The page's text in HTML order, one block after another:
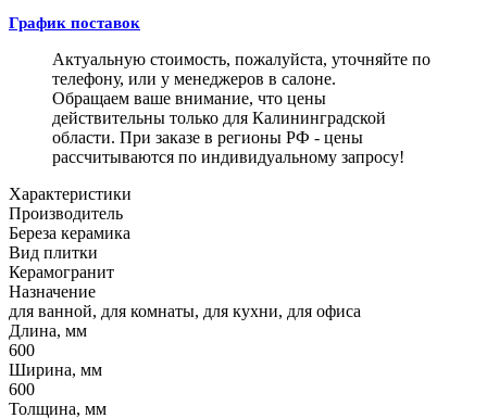
График поставок
Актуальную стоимость, пожалуйста, уточняйте по
телефону, или у менеджеров в салоне.
Обращаем ваше внимание, что цены
действительны только для Калининградской
области. При заказе в регионы РФ - цены
рассчитываются по индивидуальному запросу!
Характеристики
Производитель
Береза керамика
Вид плитки
Керамогранит
Назначение
для ванной, для комнаты, для кухни, для офиса
Длина, мм
600
Ширина, мм
600
Толщина, мм